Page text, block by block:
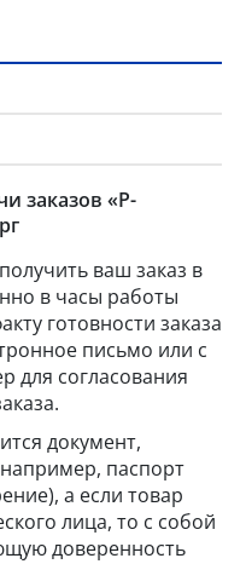
заказов «Р-
ваш заказ в
в часы работы
готовности заказа
письмо или с
для согласования
документ,
паспорт
а если товар
лица, то с собой
доверенность